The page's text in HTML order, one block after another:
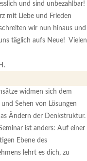
und sind unbezahlbar!
mit Liebe und Frieden
wir nun hinaus und
täglich aufs Neue! Vielen
widmen sich dem
Sehen von Lösungen
Ändern der Denkstruktur.
ist anders: Auf einer
Ebene des
lehrt es dich, zu